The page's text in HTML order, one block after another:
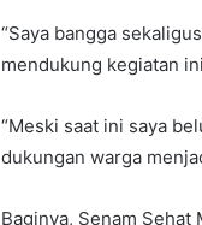
“Saya bangga
mendukung kegiatan
“Meski saat ini saya
dukungan warga
Baginya, Senam